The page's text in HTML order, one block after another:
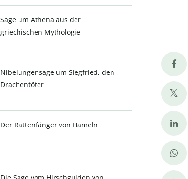
Sage um Athena aus der
griechischen Mythologie
Nibelungensage um Siegfried, den
Drachentöter
Der Rattenfänger von Hameln
Die Sage vom Hirschgulden von